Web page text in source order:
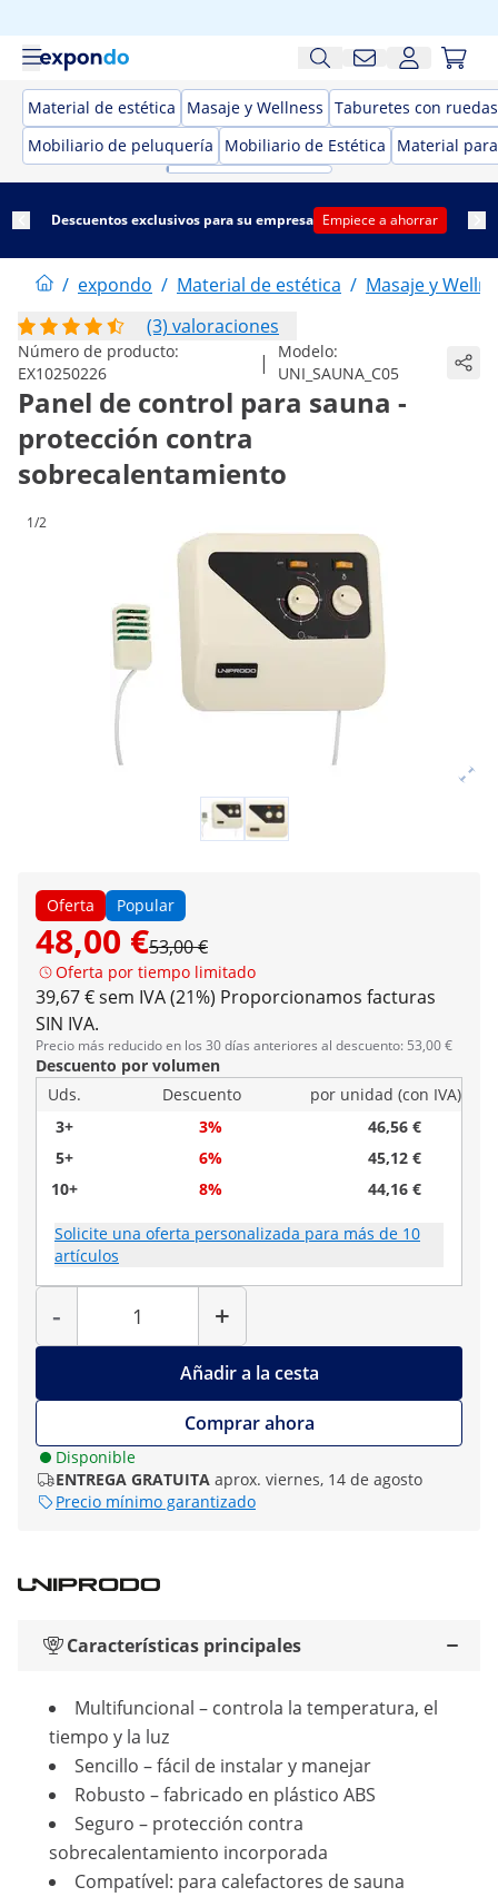
Material de estética Masaje y Wellness Taburetes con
Mobiliario de peluquería
Mobiliario de Estética Material
Descuentos exclusivos para su empresa Empiece a ahorrar
/ expondo / Material de estética / Masaje y
(3) valoraciones
Número de producto:
EX10250226
|
Modelo:
UNI_SAUNA_C05
Panel de control para sauna -
protección contra
sobrecalentamiento
1/2
Oferta Popular
48,00 €53,00 €
Oferta por tiempo limitado
39,67 € sem IVA (21%) Proporcionamos facturas
SIN IVA.
Precio más reducido en los 30 días anteriores al descuento: 53,00 €
Descuento por volumen
Uds.
Descuento
por unidad (con IVA)
3+
3%
46,56 €
5+
6%
45,12 €
10+
8% 44,16 €
Solicite una oferta personalizada para más de 10
artículos
-
Cantidad
+
Añadir a la cesta
Comprar ahora
Disponible
ENTREGA GRATUITA aprox. viernes, 14 de agosto
Precio mínimo garantizado
Características principales
Multifuncional – controla la temperatura, el
tiempo y la luz
Sencillo – fácil de instalar y manejar
Robusto – fabricado en plástico ABS
Seguro – protección contra
sobrecalentamiento incorporada
Compatível: para calefactores de sauna